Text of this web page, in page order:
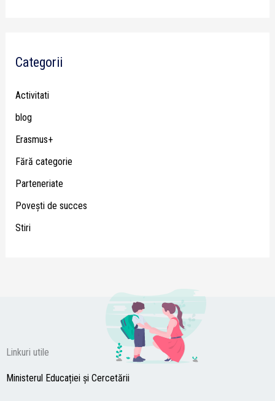
Categorii
Activitati
blog
Erasmus+
Fără categorie
Parteneriate
Poveşti de succes
Stiri
Linkuri utile
Ministerul Educației și Cercetării